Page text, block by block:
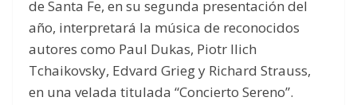
de Santa Fe, en su segunda presentación del
año, interpretará la música de reconocidos
autores como Paul Dukas, Piotr Ilich
Tchaikovsky, Edvard Grieg y Richard Strauss,
en una velada titulada “Concierto Sereno”.